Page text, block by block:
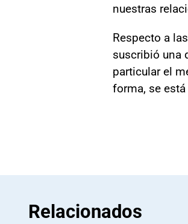
nuestras
Respecto a
suscribió una
particular el
forma, se
Relacionados